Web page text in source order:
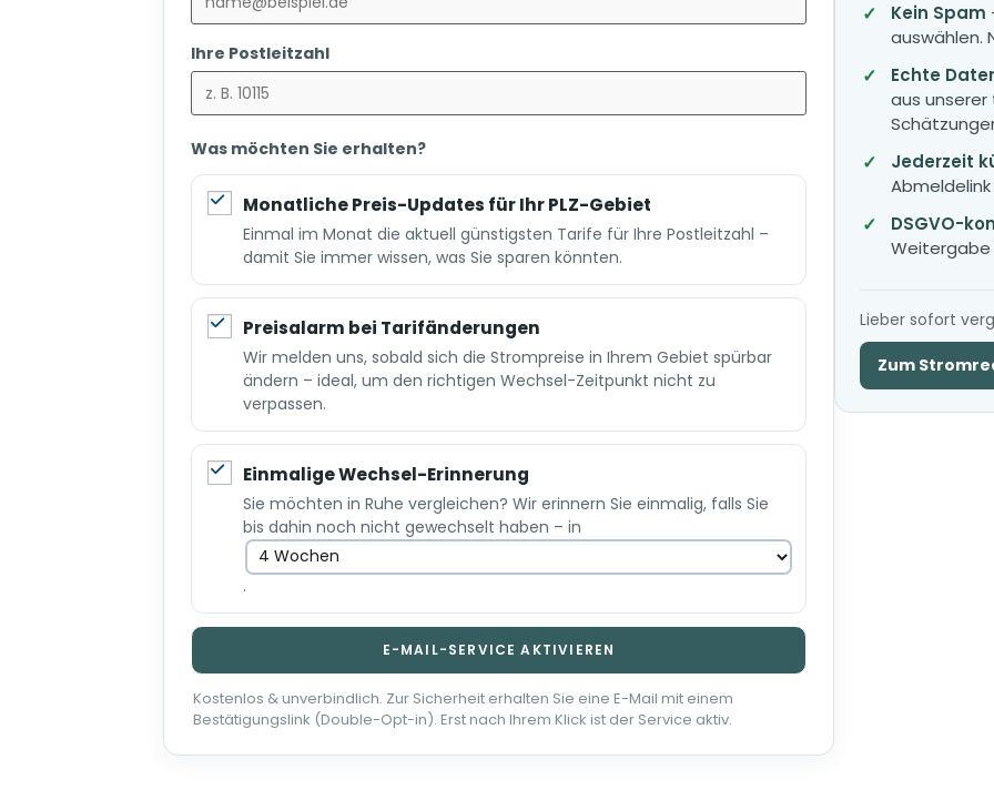
Ihre Postleitzahl
Was möchten Sie erhalten?
Monatliche Preis-Updates für Ihr PLZ-Gebiet
Einmal im Monat die aktuell günstigsten Tarife für Ihre Postleitzahl –
damit Sie immer wissen, was Sie sparen könnten.
Preisalarm bei Tarifänderungen
Wir melden uns, sobald sich die Strompreise in Ihrem Gebiet spürbar
ändern – ideal, um den richtigen Wechsel-Zeitpunkt nicht zu
verpassen.
Einmalige Wechsel-Erinnerung
Sie möchten in Ruhe vergleichen? Wir erinnern Sie einmalig, falls Sie
bis dahin noch nicht gewechselt haben – in
.
E-MAIL-SERVICE AKTIVIEREN
Kostenlos & unverbindlich. Zur Sicherheit erhalten Sie eine E-Mail mit einem
Bestätigungslink (Double-Opt-in). Erst nach Ihrem Klick ist der Service aktiv.
Kein Spam
auswählen.
Echte
aus
Jederzeit
Abmeldelink
DSGVO-
Weitergabe
Lieber sofort
Zum